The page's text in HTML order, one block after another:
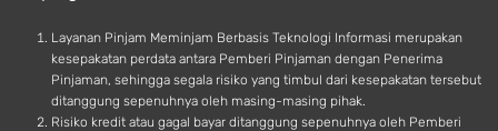
d
Layanan Pinjam Meminjam Berbasis Teknologi Informasi merupakan
kesepakatan perdata antara Pemberi Pinjaman dengan Penerima
Pinjaman, sehingga segala risiko yang timbul dari kesepakatan tersebut
ditanggung sepenuhnya oleh masing-masing pihak.
Risiko kredit atau gagal bayar ditanggung sepenuhnya oleh Pemberi